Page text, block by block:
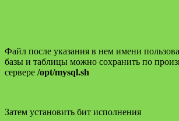
Файл после указания в нем имени
базы и таблицы можно сохранить по
сервере /opt/mysql.sh
Затем установить бит исполнения